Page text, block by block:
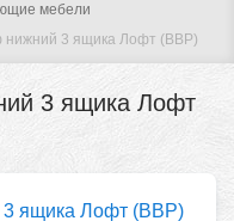
мебели
3 ящика Лофт (ВВР)
3 ящика Лофт